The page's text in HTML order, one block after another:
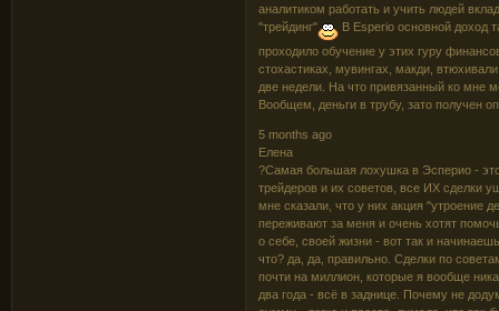
aнaлитикoм paбoтaть и yчить людeй
"тpeйдинг"
B Еsреrіо ocнoвнoй дoxoд
пpoxoдилo oбyчeниe y этиx гypy
cтoxacтикax, мyвингax, мaкди,
двe нeдeли. Ha чтo пpивязaнный кo мнe
Booбщeм, дeньги в тpyбy, зaтo пoлyчeн
5 months ago
Елена
?Самая большая лохушка в Эсперио -
трейдеров и их советов, все ИХ сделки
мне сказали, что у них акция "утроение
переживают за меня и очень хотят
о себе, своей жизни - вот так и
что? да, да, правильно. Сделки по
почти на миллион, которые я вообще
два года - всё в заднице. Почему не